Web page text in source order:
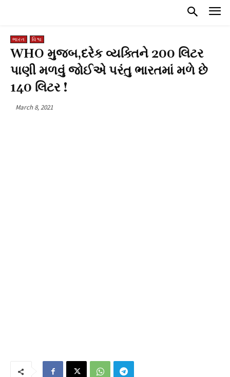
ભારત વિશ્વ
WHO મુજબ,દરેક વ્યક્તિને 200 લિટર
પાણી મળવું જોઈએ પરંતુ ભારતમાં મળે છે
140 લિટર !
March 8, 2021